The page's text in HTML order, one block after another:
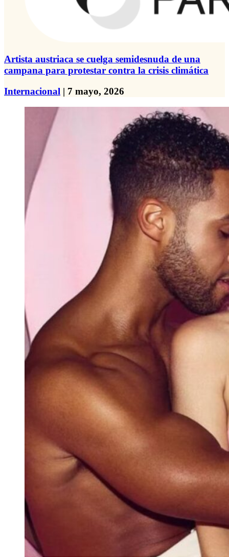
Artista austriaca se cuelga semidesnuda de una
campana para protestar contra la crisis climática
Internacional | 7 mayo, 2026